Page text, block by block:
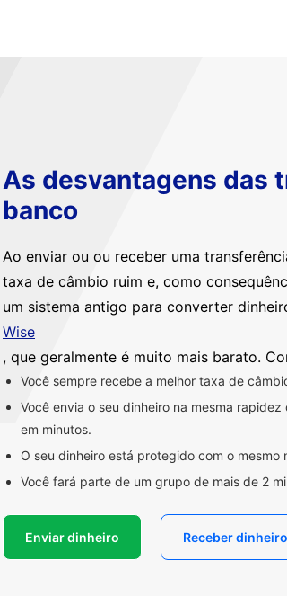
As desvantagens das
banco
Ao enviar ou ou receber uma
taxa de câmbio ruim e, como
um sistema antigo para converter
Wise
, que geralmente é muito mais barato.
Você sempre recebe a melhor taxa de
Você envia o seu dinheiro na mesma
em minutos.
O seu dinheiro está protegido com o
Você fará parte de um grupo de mais de 2
Enviar dinheiro Receber dinheiro